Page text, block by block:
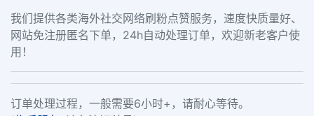
我们提供各类海外社交网络刷粉点赞服务，速度快质量好、
网站免注册匿名下单，24h自动处理订单，欢迎新老客户使
用！
订单处理过程，一般需要6小时+，请耐心等待。